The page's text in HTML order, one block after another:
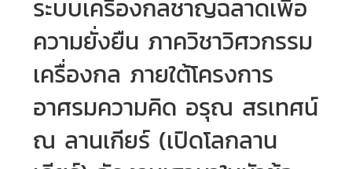
ระบบเครื่องกลชาญฉลาดเพื่อ
ความยั่งยืน ภาควิชาวิศวกรรม
เครื่องกล ภายใต้โครงการ
อาศรมความคิด อรุณ สรเทศน์
ณ ลานเกียร์ (เปิดโลกลาน